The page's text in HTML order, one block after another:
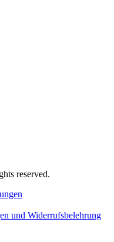
reserved.
und Widerrufsbelehrung